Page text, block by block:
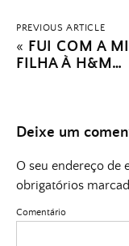
PREVIOUS ARTICLE
« FUI COM A
FILHA À H&M…
Deixe um
O seu endereço de
obrigatórios
Comentário